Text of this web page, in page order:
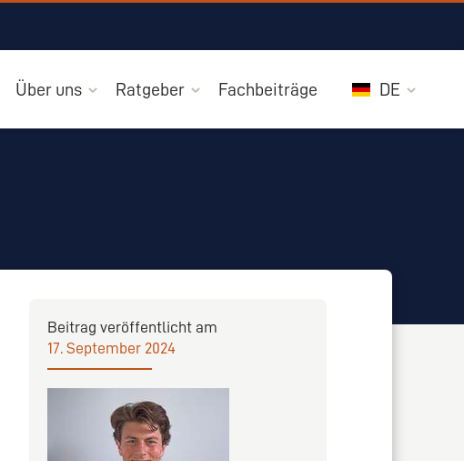
Über uns Ratgeber Fachbeiträge DE
Beitrag veröffentlicht am
17. September 2024